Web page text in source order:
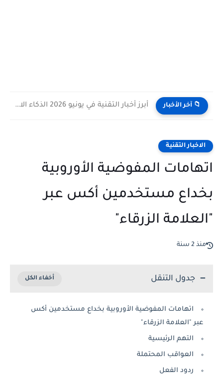
📁 آخر الأخبار أبرز أخبار التقنية في يونيو 2026 الذكاء الاصطناعي يقود المنافسة...
الاخبار التقنية
اتهامات المفوضية الأوروبية
بخداع مستخدمين أكس عبر
"العلامة الزرقاء"
منذ 2 سنة
جدول التنقل
اتهامات المفوضية الأوروبية بخداع مستخدمين أكس
عبر "العلامة الزرقاء"
التهم الرئيسية
العواقب المحتملة
ردود الفعل